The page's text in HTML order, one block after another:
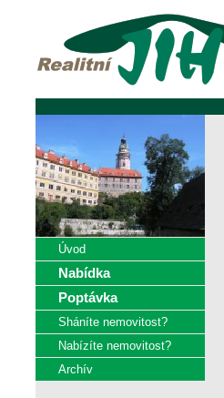
Úvod
Nabídka
Poptávka
Sháníte nemovitost?
Nabízíte nemovitost?
Archív